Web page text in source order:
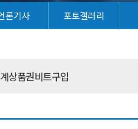
론기사 포토갤러리